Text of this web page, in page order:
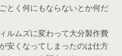
とく何にもならないとか何だ
ルムズに変わって大分製作費
安くなってしまったのは仕方